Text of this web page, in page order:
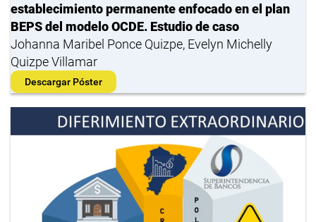
establecimiento permanente enfocado en el plan
BEPS del modelo OCDE. Estudio de caso
Johanna Maribel Ponce Quizpe, Evelyn Michelly
Quizpe Villamar
Descargar Póster